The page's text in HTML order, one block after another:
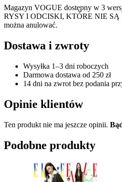
Magazyn VOGUE dostępny w 3
RYSY I ODCISKI, KTÓRE NIE SĄ
można anulować.
Dostawa i zwroty
Wysyłka 1–3 dni roboczych
Darmowa dostawa od 250 zł
14 dni na zwrot bez podania
Opinie klientów
Ten produkt nie ma jeszcze opinii.
Podobne produkty